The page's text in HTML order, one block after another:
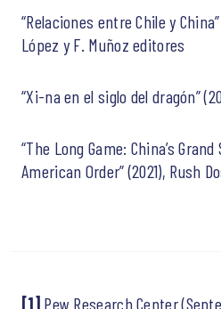
“Relaciones entre Chile y
López y F. Muñoz editores
“Xi-na en el siglo del dragón”
“The Long Game: China’s
American Order” (2021), Rush
[1] Pew Research Center